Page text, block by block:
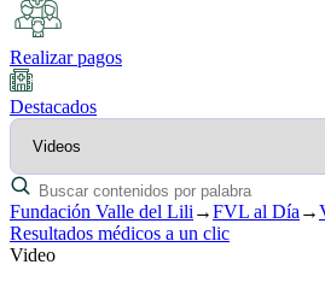
Realizar pagos
Destacados
Fundación Valle del Lili →FVL al Día →
Resultados médicos a un clic
Video